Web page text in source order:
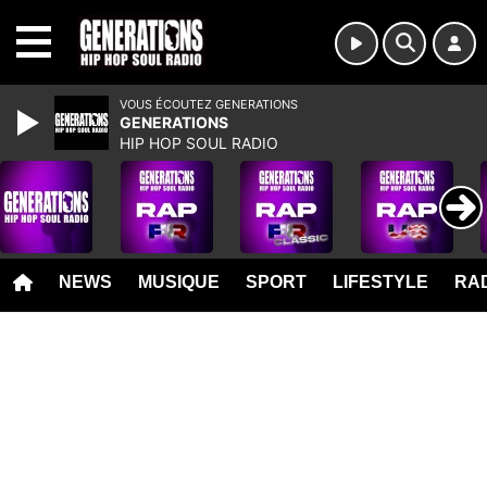
NEWS MUSIQUE SPORT LIFESTYLE
VOUS ÉCOUTEZ GENERATIONS
GENERATIONS
HIP HOP SOUL RADIO